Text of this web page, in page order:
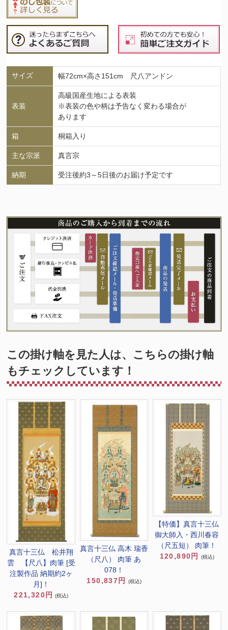
サイズ 幅72cm×高さ151cm 尺八アンドン
表装
高級国産生地による表装
※表装の色や柄は予告なく変わる場合が
あります
箱 桐箱入り
主な宗派 真言宗
納期 受注後約3～5日後のお届け予定です
この掛け軸を見た人は、こちらの掛け軸
もチェックしています！
真言十三仏 松井翔
雲 【尺八】肉筆 [受
注製作品 納期約2ヶ
月]！
221,320円
(税込)
真言十三仏 高木 瑞香
（尺八） 肉筆 あ
078！
150,837円
(税込)
【特価】真言十三仏
御大師入・西川春容
（尺五短） 肉筆！
120,890円
(税込)